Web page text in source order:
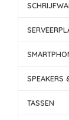
SPEAKERS
TASSEN